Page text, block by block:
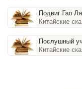
Подвиг Гао
Китайские
Послушный
Китайские